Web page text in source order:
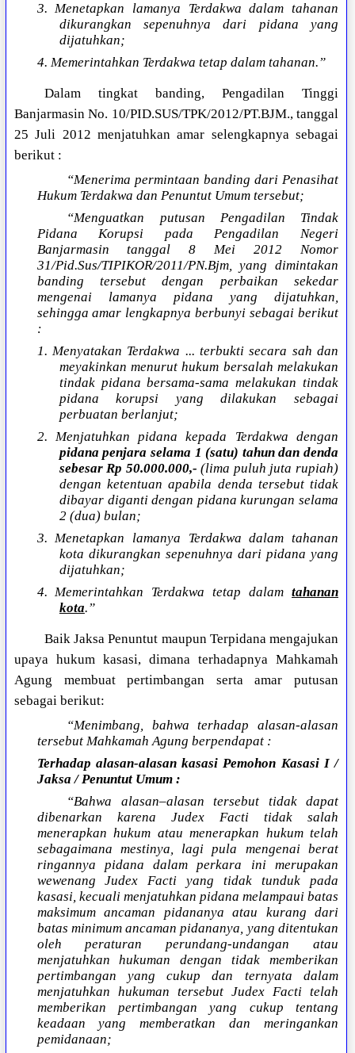
3. Menetapkan lamanya Terdakwa dalam tahanan
dikurangkan sepenuhnya dari pidana yang
dijatuhkan;
4. Memerintahkan Terdakwa tetap dalam tahanan.”
Dalam tingkat banding, Pengadilan Tinggi
Banjarmasin No. 10/PID.SUS/TPK/2012/PT.BJM., tanggal
25 Juli 2012 menjatuhkan amar selengkapnya sebagai
berikut :
“Menerima permintaan banding dari Penasihat
Hukum Terdakwa dan Penuntut Umum tersebut;
“Menguatkan putusan Pengadilan Tindak
Pidana Korupsi pada Pengadilan Negeri
Banjarmasin tanggal 8 Mei 2012 Nomor
31/Pid.Sus/TIPIKOR/2011/PN.Bjm, yang dimintakan
banding tersebut dengan perbaikan sekedar
mengenai lamanya pidana yang dijatuhkan,
sehingga amar lengkapnya berbunyi sebagai berikut
:
1. Menyatakan Terdakwa ... terbukti secara sah dan
meyakinkan menurut hukum bersalah melakukan
tindak pidana bersama-sama melakukan tindak
pidana korupsi yang dilakukan sebagai
perbuatan berlanjut;
2. Menjatuhkan pidana kepada Terdakwa dengan
pidana penjara selama 1 (satu) tahun dan denda
sebesar Rp 50.000.000,- (lima puluh juta rupiah)
dengan ketentuan apabila denda tersebut tidak
dibayar diganti dengan pidana kurungan selama
2 (dua) bulan;
3. Menetapkan lamanya Terdakwa dalam tahanan
kota dikurangkan sepenuhnya dari pidana yang
dijatuhkan;
4. Memerintahkan Terdakwa tetap dalam tahanan
kota.”
Baik Jaksa Penuntut maupun Terpidana mengajukan
upaya hukum kasasi, dimana terhadapnya Mahkamah
Agung membuat pertimbangan serta amar putusan
sebagai berikut:
“Menimbang, bahwa terhadap alasan-alasan
tersebut Mahkamah Agung berpendapat :
Terhadap alasan-alasan kasasi Pemohon Kasasi I /
Jaksa / Penuntut Umum :
“Bahwa alasan–alasan tersebut tidak dapat
dibenarkan karena Judex Facti tidak salah
menerapkan hukum atau menerapkan hukum telah
sebagaimana mestinya, lagi pula mengenai berat
ringannya pidana dalam perkara ini merupakan
wewenang Judex Facti yang tidak tunduk pada
kasasi, kecuali menjatuhkan pidana melampaui batas
maksimum ancaman pidananya atau kurang dari
batas minimum ancaman pidananya, yang ditentukan
oleh peraturan perundang-undangan atau
menjatuhkan hukuman dengan tidak memberikan
pertimbangan yang cukup dan ternyata dalam
menjatuhkan hukuman tersebut Judex Facti telah
memberikan pertimbangan yang cukup tentang
keadaan yang memberatkan dan meringankan
pemidanaan;